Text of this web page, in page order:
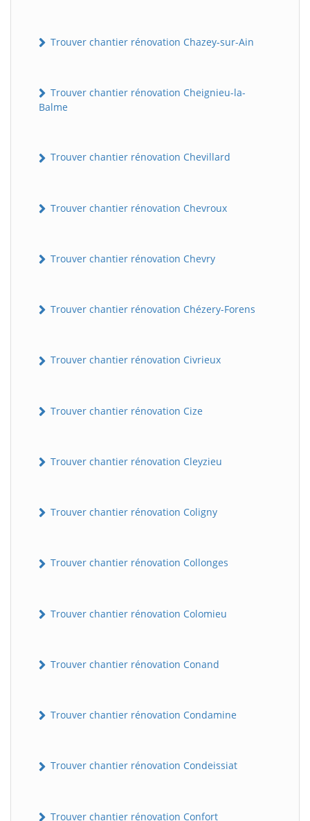
Trouver chantier rénovation Chazey-sur-Ain
Trouver chantier rénovation Cheignieu-la-
Balme
Trouver chantier rénovation Chevillard
Trouver chantier rénovation Chevroux
Trouver chantier rénovation Chevry
Trouver chantier rénovation Chézery-Forens
Trouver chantier rénovation Civrieux
Trouver chantier rénovation Cize
Trouver chantier rénovation Cleyzieu
Trouver chantier rénovation Coligny
Trouver chantier rénovation Collonges
Trouver chantier rénovation Colomieu
Trouver chantier rénovation Conand
Trouver chantier rénovation Condamine
Trouver chantier rénovation Condeissiat
Trouver chantier rénovation Confort
BatiWebPro